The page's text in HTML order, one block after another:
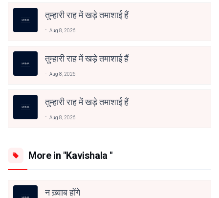
तुम्हारी राह में खड़े तमाशाई हैं
Aug 8, 2026
तुम्हारी राह में खड़े तमाशाई हैं
Aug 8, 2026
तुम्हारी राह में खड़े तमाशाई हैं
Aug 8, 2026
More in "Kavishala "
न ख़्वाब होंगे